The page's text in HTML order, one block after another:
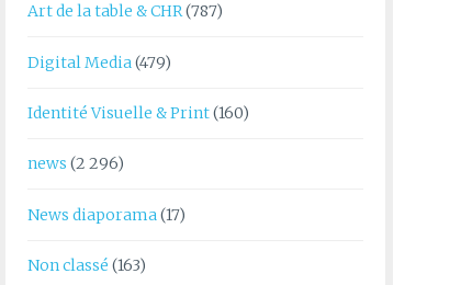
Art de la table & CHR(787)
Digital Media (479)
Identité Visuelle & Print(160)
news (2 296)
News diaporama(17)
Non classé (163)